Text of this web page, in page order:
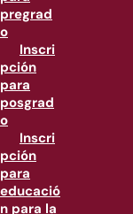
pregrad
o
Inscri
pción
para
posgrad
o
Inscri
pción
para
educació
n para la